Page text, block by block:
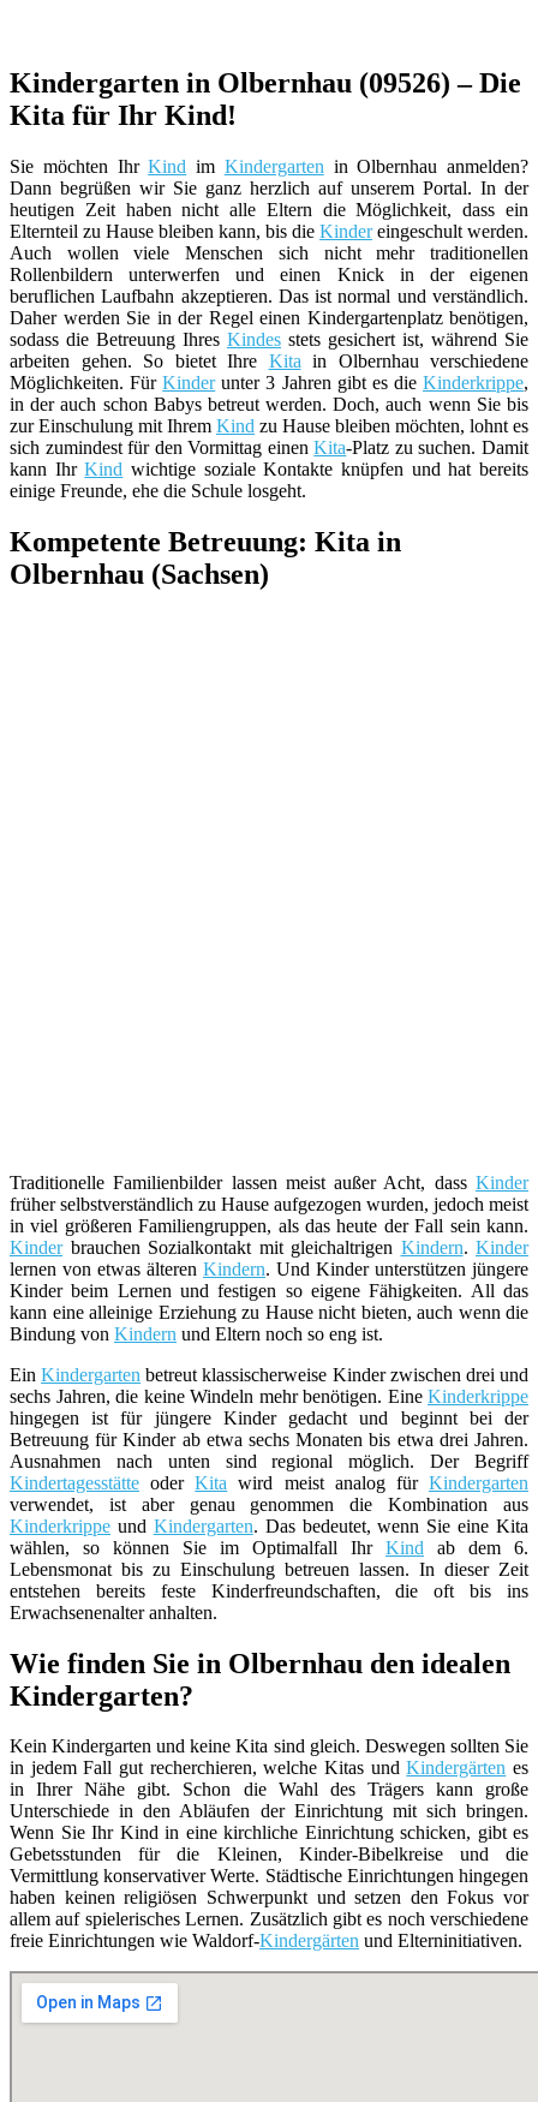
Kindergarten in Olbernhau (09526) – Die
Kita für Ihr Kind!
Sie möchten IhrKind im Kindergarten in Olbernhau anmelden?
Dann begrüßen wir Sie ganz herzlich auf unserem Portal. In der
heutigen Zeit haben nicht alle Eltern die Möglichkeit, dass ein
Elternteil zu Hause bleiben kann, bis die Kindereingeschult werden.
Auch wollen viele Menschen sich nicht mehr traditionellen
Rollenbildern unterwerfen und einen Knick in der eigenen
beruflichen Laufbahn akzeptieren. Das ist normal und verständlich.
Daher werden Sie in der Regel einen Kindergartenplatz benötigen,
sodass die Betreuung Ihres Kindes stets gesichert ist, während Sie
arbeiten gehen. So bietet Ihre Kita in Olbernhau verschiedene
Möglichkeiten. FürKinderunter 3 Jahren gibt es dieKinderkrippe,
in der auch schon Babys betreut werden. Doch, auch wenn Sie bis
zur Einschulung mit Ihrem Kind zu Hause bleiben möchten, lohnt es
sich zumindest für den Vormittag einenKita-Platz zu suchen. Damit
kann IhrKind wichtige soziale Kontakte knüpfen und hat bereits
einige Freunde, ehe die Schule losgeht.
Kompetente Betreuung: Kita in
Olbernhau (Sachsen)
Traditionelle Familienbilder lassen meist außer Acht, dass Kinder
früher selbstverständlich zu Hause aufgezogen wurden, jedoch meist
in viel größeren Familiengruppen, als das heute der Fall sein kann.
Kinderbrauchen Sozialkontakt mit gleichaltrigen Kindern. Kinder
lernen von etwas älteren Kindern. Und Kinder unterstützen jüngere
Kinder beim Lernen und festigen so eigene Fähigkeiten. All das
kann eine alleinige Erziehung zu Hause nicht bieten, auch wenn die
Bindung von Kindern und Eltern noch so eng ist.
EinKindergarten betreut klassischerweise Kinder zwischen drei und
sechs Jahren, die keine Windeln mehr benötigen. Eine Kinderkrippe
hingegen ist für jüngere Kinder gedacht und beginnt bei der
Betreuung für Kinder ab etwa sechs Monaten bis etwa drei Jahren.
Ausnahmen nach unten sind regional möglich. Der Begriff
Kindertagesstätte oderKita wird meist analog fürKindergarten
verwendet, ist aber genau genommen die Kombination aus
Kinderkrippe und Kindergarten. Das bedeutet, wenn Sie eine Kita
wählen, so können Sie im Optimalfall Ihr Kind ab dem 6.
Lebensmonat bis zu Einschulung betreuen lassen. In dieser Zeit
entstehen bereits feste Kinderfreundschaften, die oft bis ins
Erwachsenenalter anhalten.
Wie finden Sie in Olbernhau den idealen
Kindergarten?
Kein Kindergarten und keine Kita sind gleich. Deswegen sollten Sie
in jedem Fall gut recherchieren, welche Kitas undKindergärten es
in Ihrer Nähe gibt. Schon die Wahl des Trägers kann große
Unterschiede in den Abläufen der Einrichtung mit sich bringen.
Wenn Sie Ihr Kind in eine kirchliche Einrichtung schicken, gibt es
Gebetsstunden für die Kleinen, Kinder-Bibelkreise und die
Vermittlung konservativer Werte. Städtische Einrichtungen hingegen
haben keinen religiösen Schwerpunkt und setzen den Fokus vor
allem auf spielerisches Lernen. Zusätzlich gibt es noch verschiedene
freie Einrichtungen wie Waldorf-Kindergärten und Elterninitiativen.